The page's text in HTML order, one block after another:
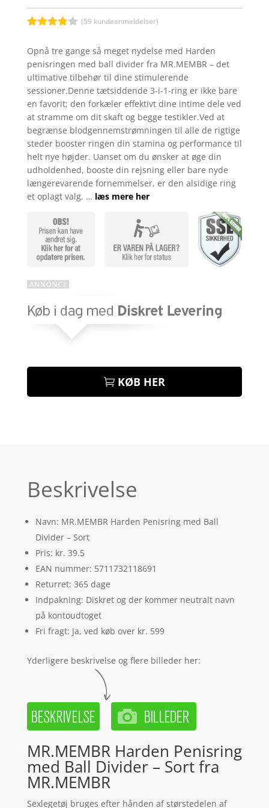
var:
kr. 79,00. er:
som
3.7ud
af 5
baseret
på
kundebed
ømmels
er
(59 kundeanmeldelser)
Opnå tre gange så meget nydelse med Harden
penisringen med ball divider fra MR.MEMBR – det
ultimative tilbehør til dine stimulerende
sessioner.Denne tætsiddende 3-i-1-ring er ikke bare
en favorit; den forkæler effektivt dine intime dele ved
at stramme om dit skaft og begge testikler.Ved at
begrænse blodgennemstrømningen til alle de rigtige
steder booster ringen din stamina og performance til
helt nye højder. Uanset om du ønsker at øge din
udholdenhed, booste din rejsning eller bare nyde
længerevarende fornemmelser, er den alsidige ring
et oplagt valg. … læs mere her
KØB HER
Beskrivelse
Navn: MR.MEMBR Harden Penisring med Ball
Divider – Sort
Pris: kr. 39.5
EAN nummer: 5711732118691
Returret: 365 dage
Indpakning: Diskret og der kommer neutralt navn
på kontoudtoget
Fri fragt: Ja, ved køb over kr. 599
Yderligere beskrivelse og flere billeder her:
MR.MEMBR Harden Penisring
med Ball Divider – Sort fra
MR.MEMBR
Sexlegetøj bruges efter hånden af størstedelen af